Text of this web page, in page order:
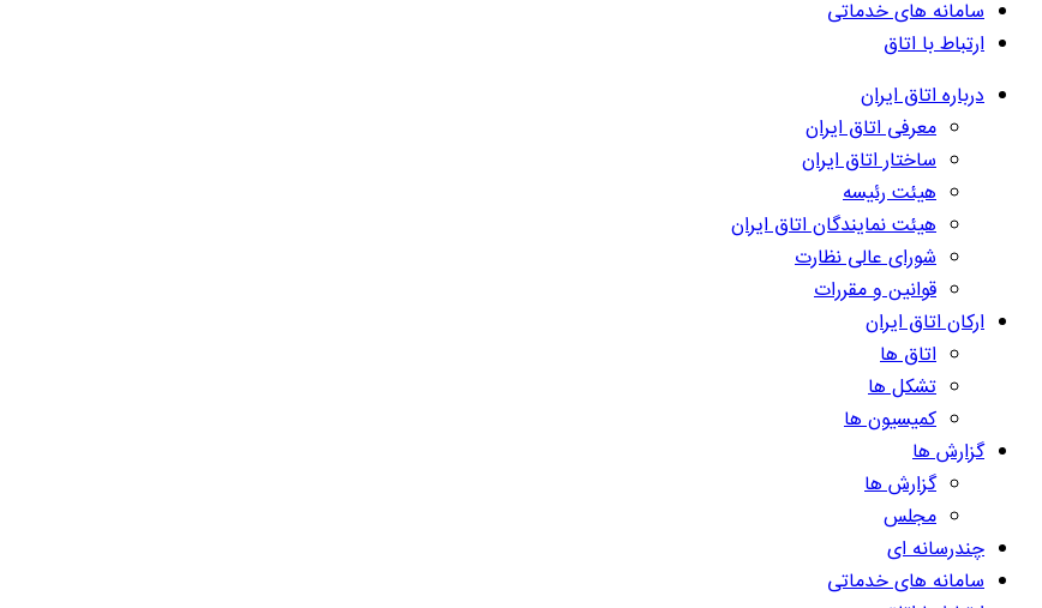
سامانه های خدماتی
ارتباط با اتاق
درباره اتاق ایران
معرفی اتاق ایران
ساختار اتاق ایران
هیئت رئیسه
هیئت نمایندگان اتاق ایران
شورای عالی نظارت
قوانین و مقررات
ارکان اتاق ایران
اتاق ها
تشکل ها
کمیسیون ها
گزارش ها
گزارش ها
مجلس
چندرسانه ای
سامانه های خدماتی